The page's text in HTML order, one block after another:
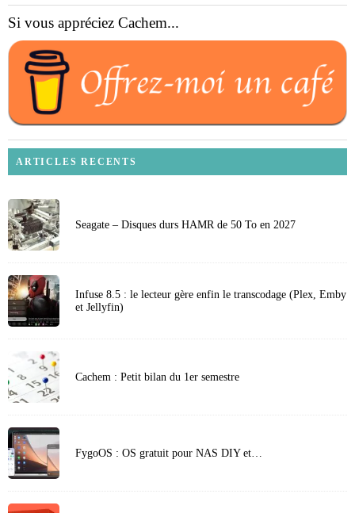
Si vous appréciez Cachem...
ARTICLES RECENTS
Seagate – Disques durs HAMR de 50 To en 2027
Infuse 8.5 : le lecteur gère enfin le transcodage (Plex, Emby
et Jellyfin)
Cachem : Petit bilan du 1er semestre
FygoOS : OS gratuit pour NAS DIY et…